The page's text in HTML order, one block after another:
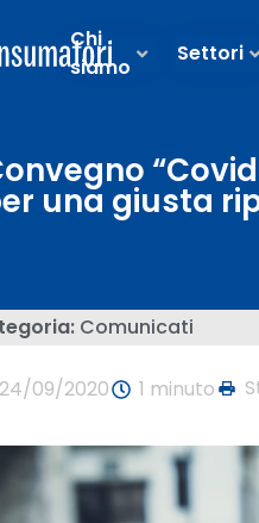
Chi
siamo
Settori
una giusta
Comunicati
24/09/2020 1 minuto